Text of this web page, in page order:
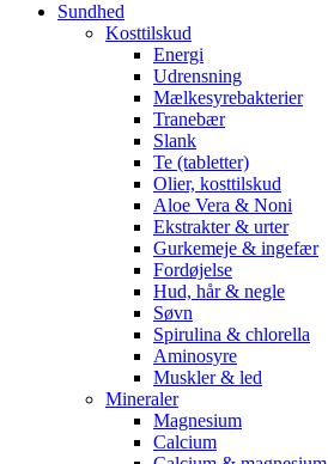
Sundhed
Kosttilskud
Energi
Udrensning
Mælkesyrebakterier
Tranebær
Slank
Te (tabletter)
Olier, kosttilskud
Aloe Vera & Noni
Ekstrakter & urter
Gurkemeje & ingefær
Fordøjelse
Hud, hår & negle
Søvn
Spirulina & chlorella
Aminosyre
Muskler & led
Mineraler
Magnesium
Calcium